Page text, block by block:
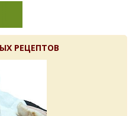
РЕЦЕПТОВ